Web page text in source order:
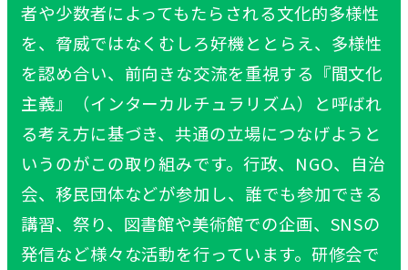
者や少数者によってもたらされる文化的多様性
を、脅威ではなくむしろ好機ととらえ、多様性
を認め合い、前向きな交流を重視する『間文化
主義』（インターカルチュラリズム）と呼ばれ
る考え方に基づき、共通の立場につなげようと
いうのがこの取り組みです。行政、NGO、自治
会、移民団体などが参加し、誰でも参加できる
講習、祭り、図書館や美術館での企画、SNSの
発信など様々な活動を行っています。研修会で